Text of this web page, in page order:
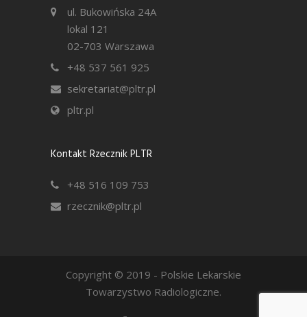
ul. Bukowińska 24A
lokal 121
02-703 Warszawa
+48 537 561 925
sekretariat@pltr.pl
pltr.pl
Kontakt Rzecznik PLTR
+48 516 109 753
rzecznik@pltr.pl
Copyright © 2019 - Polskie Lekarskie
Towarzystwo Radiologiczne.